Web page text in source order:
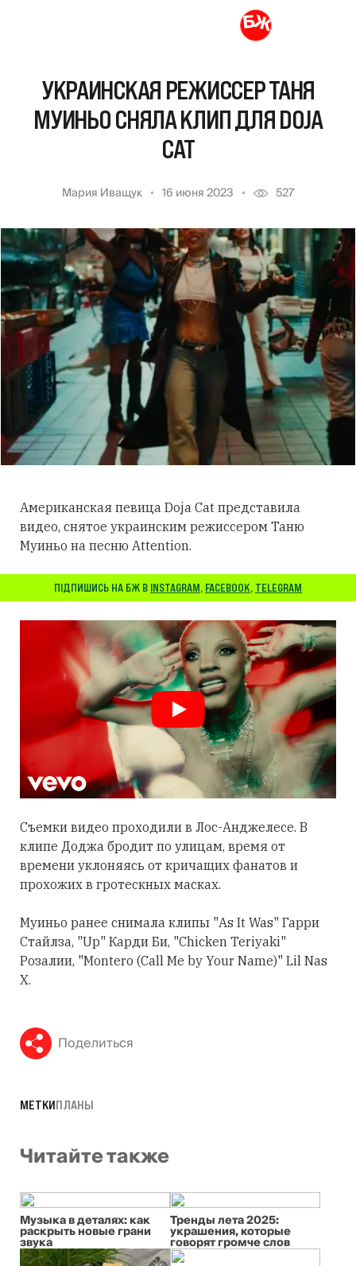
УКРАИНСКАЯ РЕЖИССЕР ТАНЯ
МУИНЬО СНЯЛА КЛИП ДЛЯ DOJA
CAT
Мария Иващук 16 июня 2023 527
Американская певица Doja Cat представила
видео, снятое украинским режиссером Таню
Муиньо на песню Attention.
ПІДПИШИСЬ НА БЖ В INSTAGRAM, FACEBOOK, TELEGRAM
Съемки видео проходили в Лос-Анджелесе. В
клипе Доджа бродит по улицам, время от
времени уклоняясь от кричащих фанатов и
прохожих в гротескных масках.
Муиньо ранее снимала клипы "As It Was" Гарри
Стайлза, "Up" Карди Би, "Chicken Teriyaki"
Розалии, "Montero (Call Me by Your Name)" Lil Nas
X.
Поделиться
МЕТКИПЛАНЫ
Читайте также
Музыка в деталях: как
раскрыть новые грани
звука
Тренды лета 2025:
украшения, которые
говорят громче слов